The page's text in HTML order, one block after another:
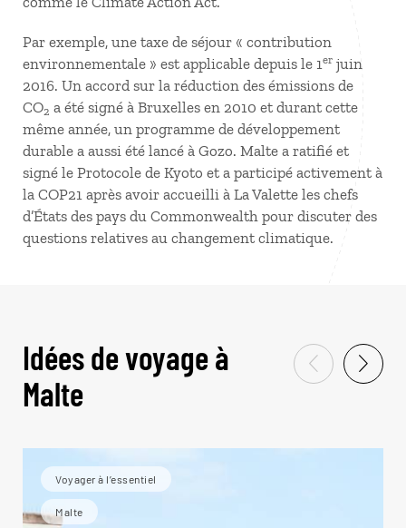
Par exemple, une taxe de séjour « contribution
environnementale » est applicable depuis le 1er juin
2016. Un accord sur la réduction des émissions de
CO2 a été signé à Bruxelles en 2010 et durant cette
même année, un programme de développement
durable a aussi été lancé à Gozo. Malte a ratifié et
signé le Protocole de Kyoto et a participé activement à
la COP21 après avoir accueilli à La Valette les chefs
d’États des pays du Commonwealth pour discuter des
questions relatives au changement climatique.
Idées de voyage à
Malte
Voyager à l’essentiel
Malte